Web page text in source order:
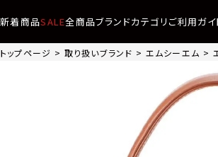
新着商品SALE全商品ブランドカテゴリ ご利用ガイ
トップページ 取り扱いブランド エムシーエム